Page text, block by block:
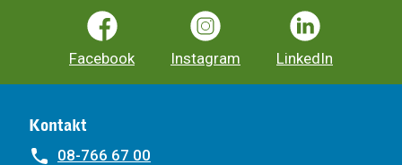
Facebook Instagram LinkedIn
Kontakt
08-766 67 00